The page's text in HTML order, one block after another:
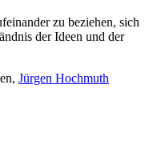
zu beziehen, sich
der Ideen und der
Jürgen Hochmuth